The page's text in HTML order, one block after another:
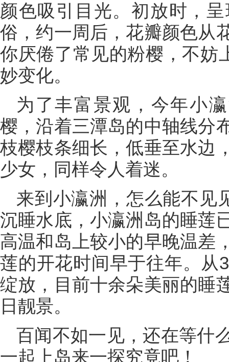
颜色吸引目光。初放时，
俗，约一周后，花瓣颜色从
你厌倦了常见的粉樱，不妨
妙变化。
为了丰富景观，今年小
樱，沿着三潭岛的中轴线分
枝樱枝条细长，低垂至水边
少女，同样令人着迷。
来到小瀛洲，怎么能不见
沉睡水底，小瀛洲岛的睡莲
高温和岛上较小的早晚温差
莲的开花时间早于往年。从
绽放，目前十余朵美丽的睡
日靓景。
百闻不如一见，还在等什
一起上岛来一探究竟吧！